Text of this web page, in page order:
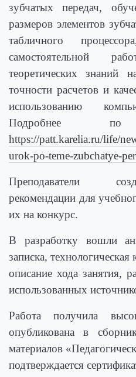
зубчатых передач,
размеров элементов
табличного
самостоятельной
теоретических знаний
точности расчетов и
использованию
Подробнее
https://patt.karelia.ru/life/
urok-po-teme-zubchatye-
Преподаватели
рекомендации для
их на конкурс.
В разработку вошли
записка,
описание хода занятия,
использованных
Работа получила
опубликована в
материалов
подтверждается